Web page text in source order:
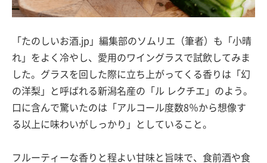
「たのしいお酒.jp」編集部のソムリエ（筆者）も「小晴
れ」をよく冷やし、愛用のワイングラスで試飲してみま
した。グラスを回した際に立ち上がってくる香りは「幻
の洋梨」と呼ばれる新潟名産の「ル レクチエ」のよう。
口に含んで驚いたのは「アルコール度数8％から想像す
る以上に味わいがしっかり」としていること。
フルーティーな香りと程よい甘味と旨味で、食前酒や食